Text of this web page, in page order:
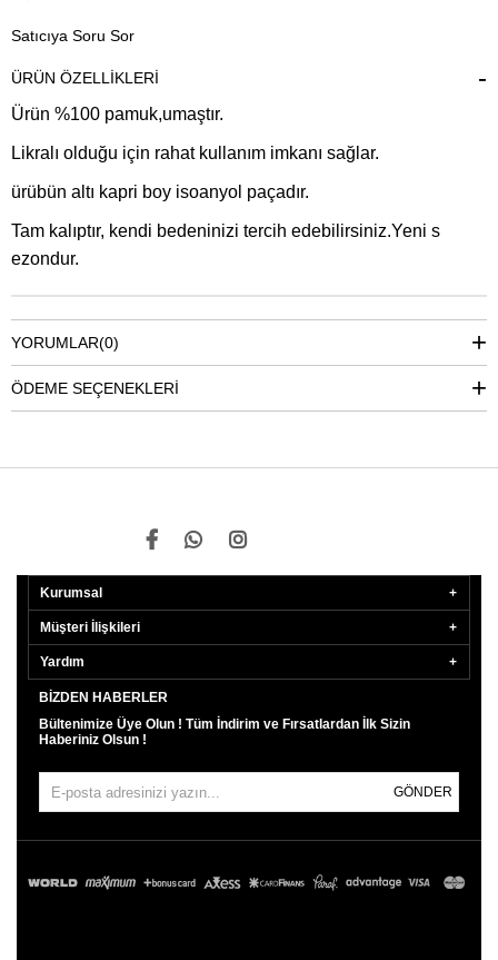
Satıcıya Soru Sor
ÜRÜN ÖZELLIKLERI
Ürün %100 pamuk,umaştır.
Likralı olduğu için rahat kullanım imkanı sağlar.
ürübün altı kapri boy isoanyol paçadır.
Tam kalıptır, kendi bedeninizi tercih edebilirsiniz.Yeni s
ezondur.
YORUMLAR(0)
ÖDEME SEÇENEKLERI
Kurumsal
Müşteri İlişkileri
Yardım
BIZDEN HABERLER
Bültenimize Üye Olun ! Tüm İndirim ve Fırsatlardan İlk Sizin
Haberiniz Olsun !
GÖNDER